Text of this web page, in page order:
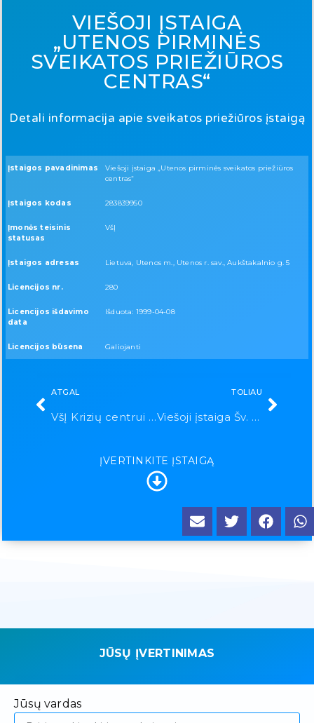
VIEŠOJI ĮSTAIGA
„UTENOS PIRMINĖS
SVEIKATOS PRIEŽIŪROS
CENTRAS“
Detali informacija apie sveikatos priežiūros įstaigą
Įstaigos pavadinimas
Viešoji įstaiga „Utenos pirminės sveikatos priežiūros
centras“
Įstaigos kodas 283839950
Įmonės teisinis
statusas
VšĮ
Įstaigos adresas Lietuva, Utenos m., Utenos r. sav., Aukštakalnio g. 5
Licencijos nr. 280
Licencijos išdavimo
data
Išduota: 1999-04-08
Licencijos būsena Galiojanti
ATGAL
VšĮ Krizių centrui „Angelų pieva“
TOLIAU
Viešoji įstaiga Šv. Klaros palaikomojo gydymo ir slaugos ligoninė
ĮVERTINKITE ĮSTAIGĄ
JŪSŲ ĮVERTINIMAS
Jūsų vardas